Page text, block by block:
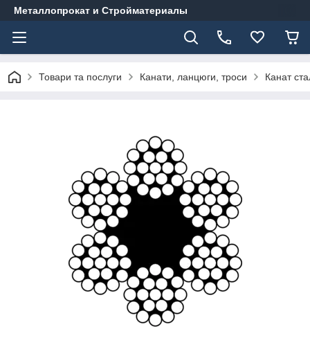
Металлопрокат и Стройматериалы
Товари та послуги Канати, ланцюги, троси Канат